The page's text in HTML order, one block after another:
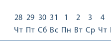
28
Чт
29
Пт
30
Сб
31
Вс
1
Пн
2
Вт
3
Ср
4
Чт